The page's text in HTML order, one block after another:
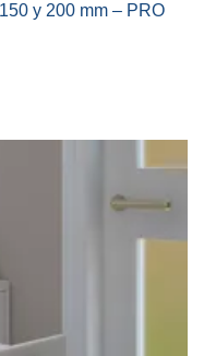
y 200 mm – PRO